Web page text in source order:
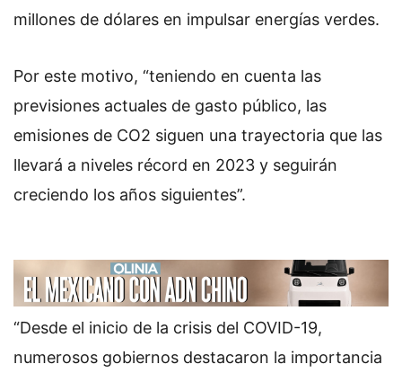
millones de dólares en impulsar energías verdes.
Por este motivo, “teniendo en cuenta las
previsiones actuales de gasto público, las
emisiones de CO2 siguen una trayectoria que las
llevará a niveles récord en 2023 y seguirán
creciendo los años siguientes”.
“Desde el inicio de la crisis del COVID-19,
numerosos gobiernos destacaron la importancia